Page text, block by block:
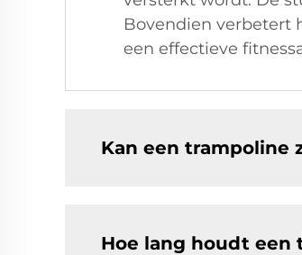
Bovendien verbetert
een effectieve
Kan een trampoline
Hoe lang houdt een